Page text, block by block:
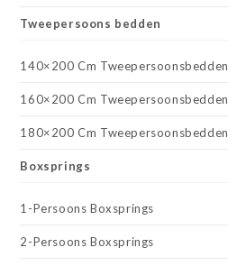
Tweepersoons bedden
140×200 Cm Tweepersoonsbedden
160×200 Cm Tweepersoonsbedden
180×200 Cm Tweepersoonsbedden
Boxsprings
1-Persoons Boxsprings
2-Persoons Boxsprings